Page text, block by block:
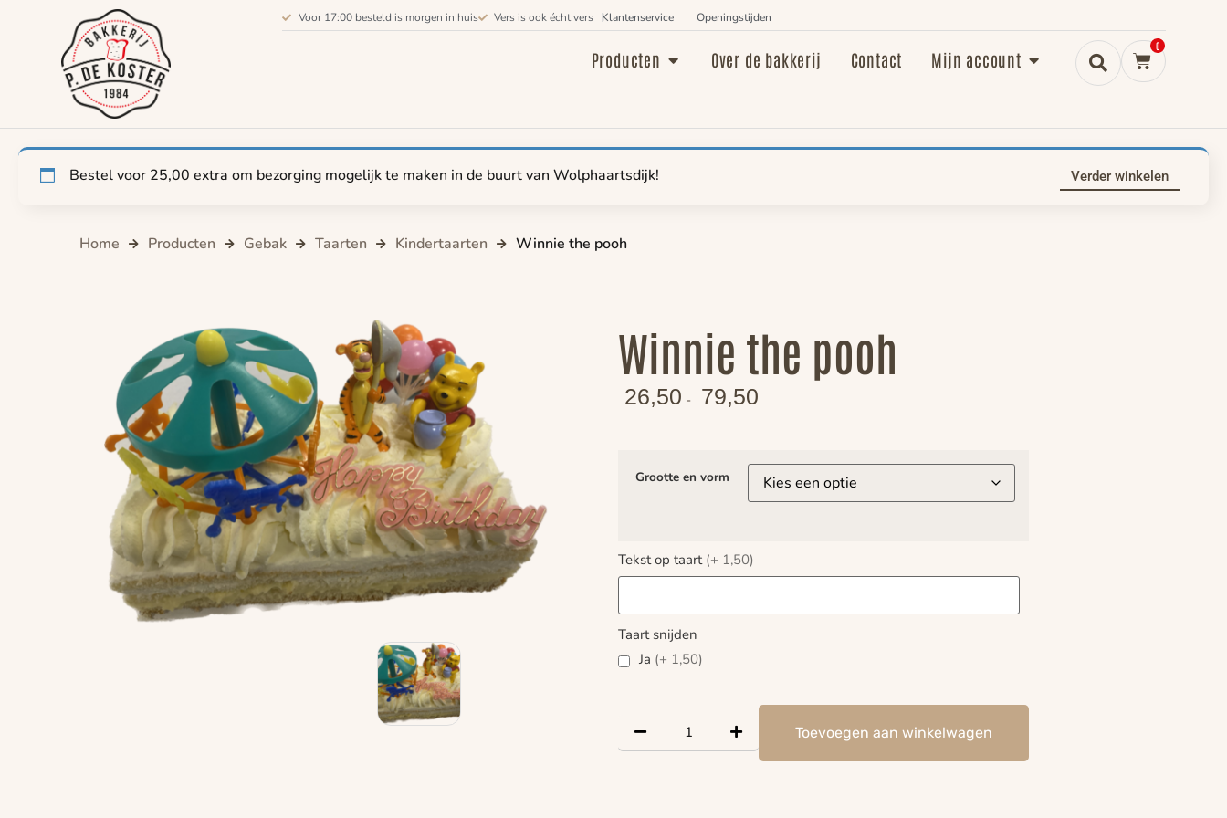
Voor 17:00 besteld is morgen in huis Vers is ook écht vers Klantenservice Openingstijden
Producten Over de bakkerij Contact Mijn account
0
Verder winkelen
Bestel voor 25,00 extra om bezorging mogelijk te maken in de buurt van Wolphaartsdijk!
Home Producten Gebak Taarten Kindertaarten Winnie the pooh
Winnie the pooh
26,50 - 79,50
Grootte en vorm
Tekst op taart (+ 1,50)
Taart snijden
Ja (+ 1,50)
Toevoegen aan winkelwagen